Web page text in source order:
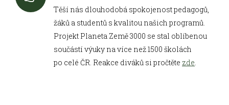
Těší nás dlouhodobá spokojenost pedagogů,
žáků a studentů s kvalitou našich programů.
Projekt Planeta Země 3000 se stal oblíbenou
součástí výuky na více než 1500 školách
po celé ČR. Reakce diváků si pročtěte zde.